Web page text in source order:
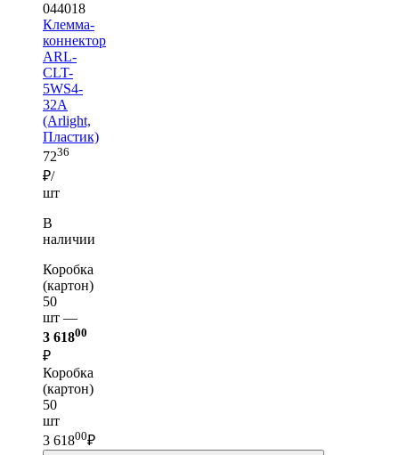
044018
Клемма-
коннектор
ARL-
CLT-
5WS4-
32A
(Arlight,
Пластик)
7236
₽/
шт
В
наличии
Коробка
(картон)
50
шт —
3 61800
₽
Коробка
(картон)
50
шт
3 61800₽